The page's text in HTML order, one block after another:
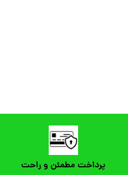
پرداخت مطمئن و راحت